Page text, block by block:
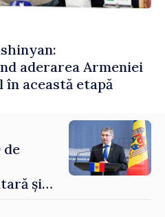
aderarea Armeniei
în această etapă
de
și